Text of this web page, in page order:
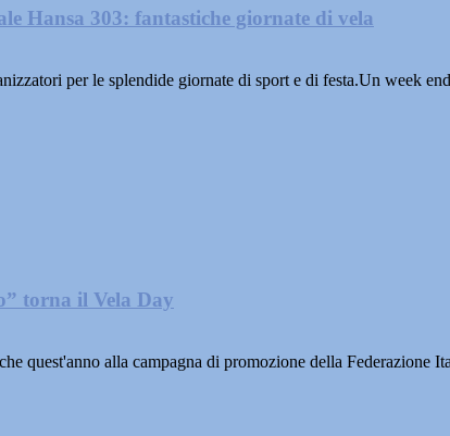
Hansa 303: fantastiche giornate di vela
per le splendide giornate di sport e di festa.Un week
torna il Vela Day
quest'anno alla campagna di promozione della Federazione